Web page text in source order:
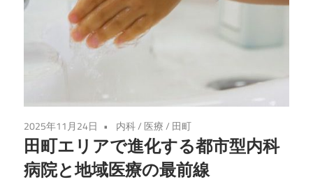
す
2025年11月24日 内科/ 医療/ 田町
田町エリアで進化する都市型内科
病院と地域医療の最前線